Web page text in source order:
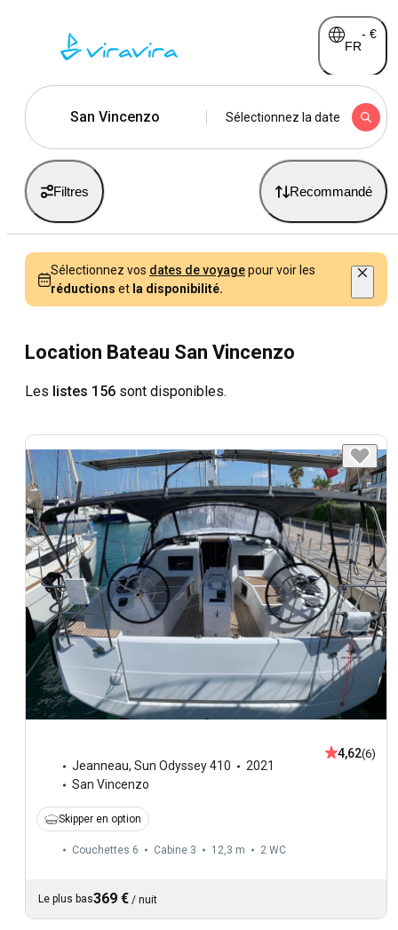
FR
- €
San Vincenzo Sélectionnez la date
Filtres Recommandé
Sélectionnez vos dates de voyagepour voir les
réductions et la disponibilité.
Location Bateau San Vincenzo
Les listes 156 sont disponibles.
Jeanneau, Sun Odyssey 410
2021
San Vincenzo
4,62(6)
Skipper en option
Couchettes 6 Cabine 3 12,3 m 2 WC
Le plus bas369 € / nuit